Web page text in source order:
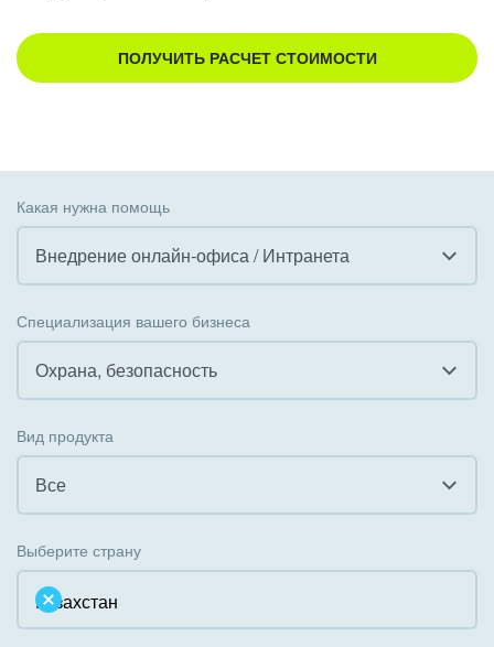
ПОЛУЧИТЬ РАСЧЕТ СТОИМОСТИ
Какая нужна помощь
Внедрение онлайн-офиса / Интранета
Внедрение КЭДО
Интеграция с 1С
Внедрение Бизнес-процессов
Системное администрирование
Специализация вашего бизнеса
Охрана, безопасность
Государственные организации
Коммунальные услуги, ЖКХ
Некоммерческие, религиозные организации,
Вид продукта
Все
Облачный Битрикс24
Коробочная версия
Выберите страну